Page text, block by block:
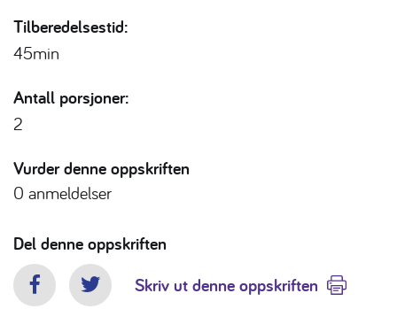
Tilberedelsestid:
45min
Antall porsjoner:
2
Vurder denne oppskriften
0 anmeldelser
Del denne oppskriften
FacebookTwitterSkriv ut denne oppskriften